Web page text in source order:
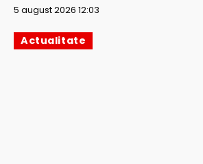
5 august 2026 12:03
Actualitate